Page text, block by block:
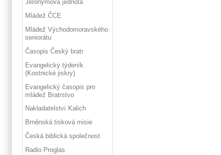
Jeronýmova jednota
Mládež ČCE
Mládež Východomoravského
seniorátu
Časopis Český bratr
Evangelický týdeník
(Kostnické jiskry)
Evangelický časopis pro
mládež Bratrstvo
Nakladatelství Kalich
Brněnská tisková misie
Česká biblická společnost
Radio Proglas